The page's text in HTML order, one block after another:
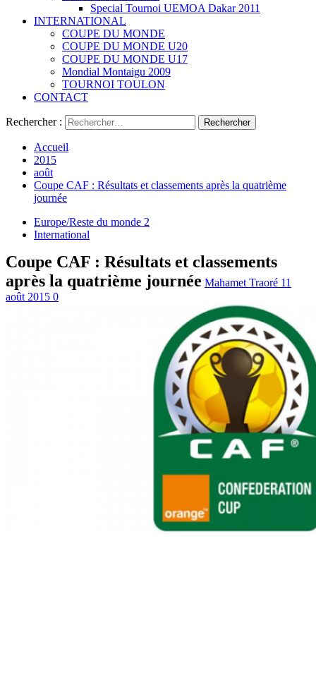
Special Tournoi UEMOA Dakar 2011
INTERNATIONAL
COUPE DU MONDE
COUPE DU MONDE U20
COUPE DU MONDE U17
Mondial Montaigu 2009
TOURNOI TOULON
CONTACT
Rechercher :
Accueil
2015
août
Coupe CAF : Résultats et classements après la quatrième
journée
Europe/Reste du monde 2
International
Coupe CAF : Résultats et classements
après la quatrième journée Mahamet Traoré 11
août 2015 0